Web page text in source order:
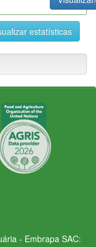
estatísticas
- Embrapa SAC: